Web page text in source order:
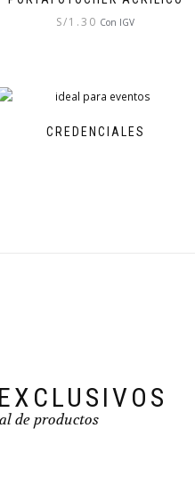
S/1.30 Con IGV
CREDENCIALES
de productos